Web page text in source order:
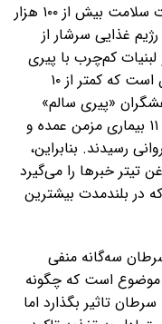
تحقیق ۳۰ ساله دانشگاه هاروارد اطلاعات سلامت بیش از ۱۰۰ هزار
غذایی سرشار از
کم‌چرب با پیری
سالم مرتبط هستند. اما واقعیت تلخ این است که کمتر از ۱۰
«پیری سالم»
نامیدند، رسیدن به سن ۷۰ سالگی بدون ۱۱ بیماری مزمن عمده و
رسیدند. بنابراین،
تیتر خبرها را می‌گیرد
در بلندمدت بیشترین
سه‌گانه منفی
موضوع است که چگونه
تاثیر بگذارد اما